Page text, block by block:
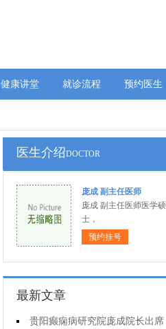
健康讲堂 就诊流程 预约医生
医生介绍DOCTOR
庞成 副主任医师
庞成 副主任医师医学硕
士，
预约挂号
最新文章
贵阳癫痫病研究院庞成院长出席